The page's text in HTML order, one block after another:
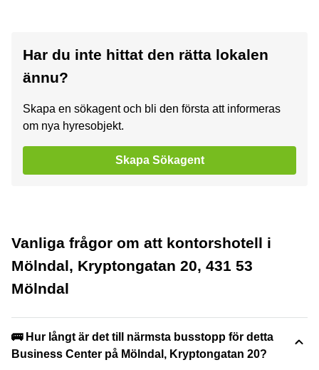
Har du inte hittat den rätta lokalen
ännu?
Skapa en sökagent och bli den första att informeras
om nya hyresobjekt.
Skapa Sökagent
Vanliga frågor om att kontorshotell i
Mölndal, Kryptongatan 20, 431 53
Mölndal
🚌 Hur långt är det till närmsta busstopp för detta
Business Center på Mölndal, Kryptongatan 20?